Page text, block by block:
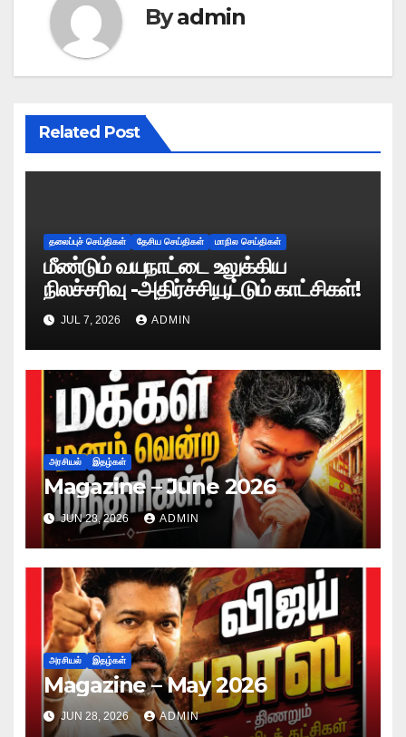
Byadmin
Related Post
தலைப்புச் செய்திகள் தேசிய செய்திகள் மாநில செய்திகள்
மீண்டும் வயநாட்டை உலுக்கிய
நிலச்சரிவு -அதிர்ச்சியூட்டும் காட்சிகள்!
JUL 7, 2026 ADMIN
அரசியல் இதழ்கள்
Magazine – June 2026
JUN 28, 2026 ADMIN
அரசியல் இதழ்கள்
Magazine – May 2026
JUN 28, 2026 ADMIN